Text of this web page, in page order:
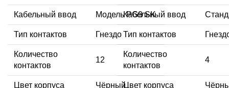
Кабельный ввод Модель PG9 SK
Тип контактов Гнездо
Количество
контактов
12
Цвет корпуса Чёрный
Кабельный ввод
Тип контактов
Количество
контактов
4
Цвет корпуса